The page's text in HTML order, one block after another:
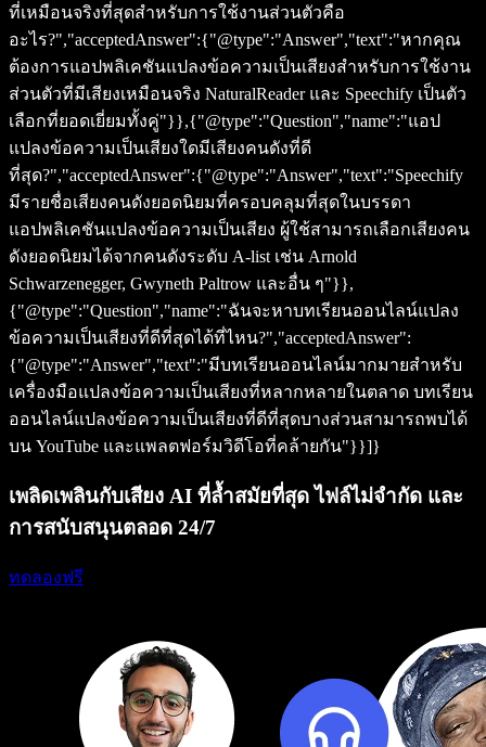
ที่เหมือนจริงที่สุดสำหรับการใช้งานส่วนตัวคือ
อะไร?","acceptedAnswer":{"@type":"Answer","text":"หากคุณ
ต้องการแอปพลิเคชันแปลงข้อความเป็นเสียงสำหรับการใช้งาน
ส่วนตัวที่มีเสียงเหมือนจริง NaturalReader และ Speechify เป็นตัว
เลือกที่ยอดเยี่ยมทั้งคู่"}},{"@type":"Question","name":"แอป
แปลงข้อความเป็นเสียงใดมีเสียงคนดังที่ดี
ที่สุด?","acceptedAnswer":{"@type":"Answer","text":"Speechify
มีรายชื่อเสียงคนดังยอดนิยมที่ครอบคลุมที่สุดในบรรดา
แอปพลิเคชันแปลงข้อความเป็นเสียง ผู้ใช้สามารถเลือกเสียงคน
ดังยอดนิยมได้จากคนดังระดับ A-list เช่น Arnold
Schwarzenegger, Gwyneth Paltrow และอื่น ๆ"}},
{"@type":"Question","name":"ฉันจะหาบทเรียนออนไลน์แปลง
ข้อความเป็นเสียงที่ดีที่สุดได้ที่ไหน?","acceptedAnswer":
{"@type":"Answer","text":"มีบทเรียนออนไลน์มากมายสำหรับ
เครื่องมือแปลงข้อความเป็นเสียงที่หลากหลายในตลาด บทเรียน
ออนไลน์แปลงข้อความเป็นเสียงที่ดีที่สุดบางส่วนสามารถพบได้
บน YouTube และแพลตฟอร์มวิดีโอที่คล้ายกัน"}}]}
เพลิดเพลินกับเสียง AI ที่ล้ำสมัยที่สุด ไฟล์ไม่จำกัด และ
การสนับสนุนตลอด 24/7
ทดลองฟรี